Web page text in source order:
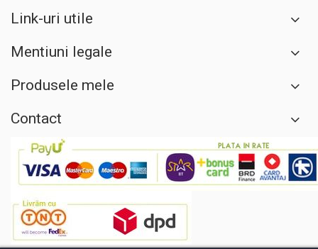
Link-uri utile
Mentiuni legale
Produsele mele
Contact